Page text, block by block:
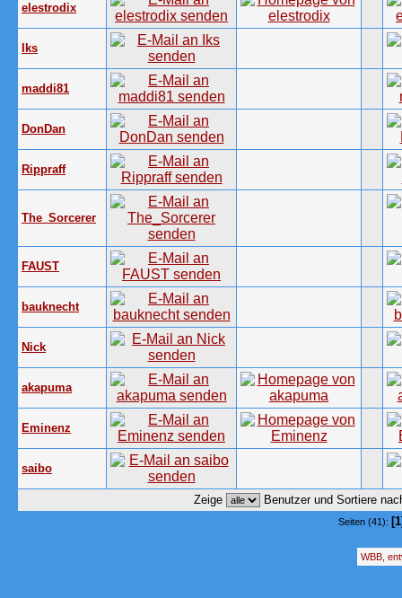
elestrodix
Iks
maddi81
DonDan
Rippraff
The_Sorcerer
FAUST
bauknecht
Nick
akapuma
Eminenz
saibo
Zeige Benutzer und Sortiere
Seiten (41):
WBB,